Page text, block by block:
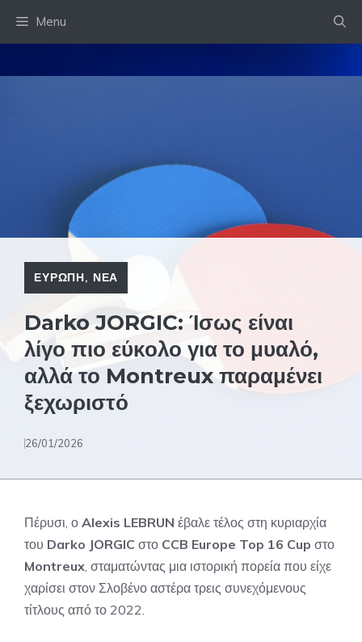
Menu
ΕΥΡΩΠΗ, ΝΕΑ
Darko JORGIC: Ίσως είναι
λίγο πιο εύκολο για το μυαλό,
αλλά το Montreux παραμένει
ξεχωριστό
26/01/2026
Πέρυσι, ο Alexis LEBRUN έβαλε τέλος στη κυριαρχία
του Darko JORGIC στο CCB Europe Top 16 Cup στο
Montreux, σταματώντας μια ιστορική πορεία που είχε
χαρίσει στον Σλοβένο αστέρα τρεις συνεχόμενους
τίτλους από το 2022.